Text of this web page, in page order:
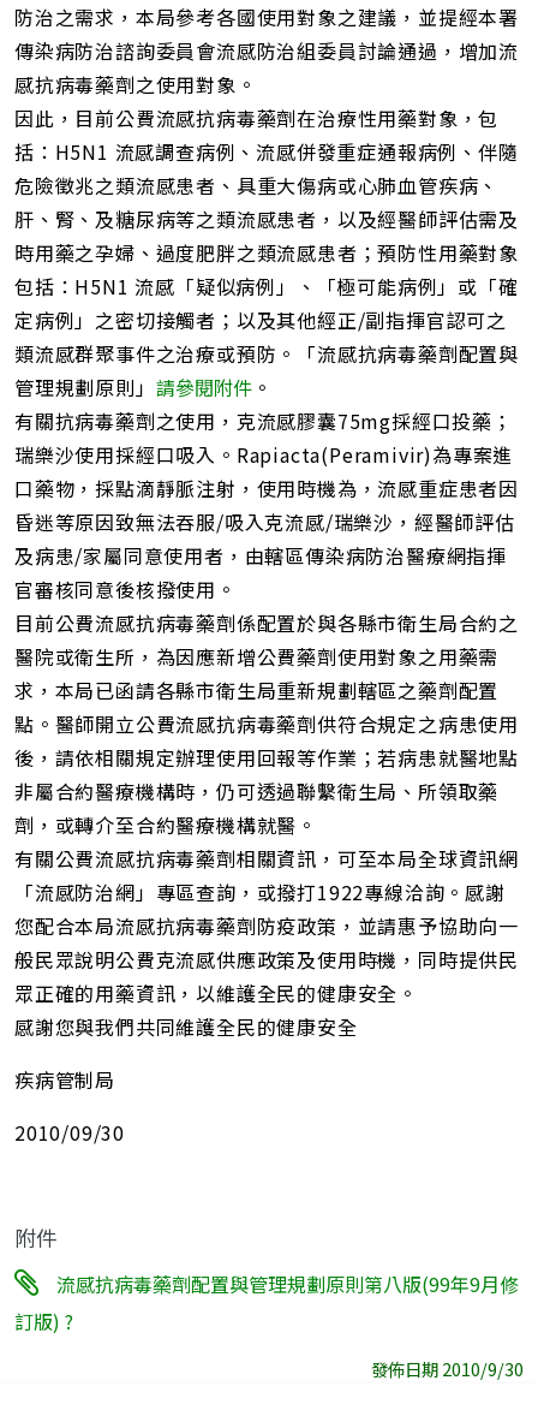
防治之需求，本局參考各國使用對象之建議，並提經本署
傳染病防治諮詢委員會流感防治組委員討論通過，增加流
感抗病毒藥劑之使用對象。
因此，目前公費流感抗病毒藥劑在治療性用藥對象，包
括：H5N1 流感調查病例、流感併發重症通報病例、伴隨
危險徵兆之類流感患者、具重大傷病或心肺血管疾病、
肝、腎、及糖尿病等之類流感患者，以及經醫師評估需及
時用藥之孕婦、過度肥胖之類流感患者；預防性用藥對象
包括：H5N1 流感「疑似病例」、「極可能病例」或「確
定病例」之密切接觸者；以及其他經正/副指揮官認可之
類流感群聚事件之治療或預防。「流感抗病毒藥劑配置與
管理規劃原則」 請參閱附件。
有關抗病毒藥劑之使用，克流感膠囊75mg採經口投藥；
瑞樂沙使用採經口吸入。Rapiacta(Peramivir)為專案進
口藥物，採點滴靜脈注射，使用時機為，流感重症患者因
昏迷等原因致無法吞服/吸入克流感/瑞樂沙，經醫師評估
及病患/家屬同意使用者，由轄區傳染病防治醫療網指揮
官審核同意後核撥使用。
目前公費流感抗病毒藥劑係配置於與各縣市衛生局合約之
醫院或衛生所，為因應新增公費藥劑使用對象之用藥需
求，本局已函請各縣市衛生局重新規劃轄區之藥劑配置
點。醫師開立公費流感抗病毒藥劑供符合規定之病患使用
後，請依相關規定辦理使用回報等作業；若病患就醫地點
非屬合約醫療機構時，仍可透過聯繫衛生局、所領取藥
劑，或轉介至合約醫療機構就醫。
有關公費流感抗病毒藥劑相關資訊，可至本局全球資訊網
「流感防治網」專區查詢，或撥打1922專線洽詢。感謝
您配合本局流感抗病毒藥劑防疫政策，並請惠予協助向一
般民眾說明公費克流感供應政策及使用時機，同時提供民
眾正確的用藥資訊，以維護全民的健康安全。
感謝您與我們共同維護全民的健康安全
疾病管制局
2010/09/30
附件
流感抗病毒藥劑配置與管理規劃原則第八版(99年9月修
訂版) ?
發佈日期 2010/9/30